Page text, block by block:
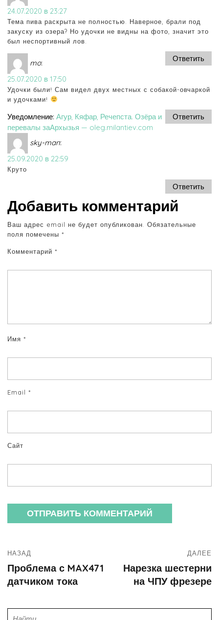
24.07.2020 в 23:27
Тема пива раскрыта не полностью. Наверное, брали под
закуску из озера? Но удочки не видны на фото, значит это
был неспортивный лов.
Ответить
mo:
25.07.2020 в 17:50
Удочки были! Сам видел двух местных с собакой-овчаркой
и удочками!
Ответить
Уведомление: Агур, Кяфар, Речепста. Озёра и
перевалы заАрхызья — oleg.milantiev.com
sky-man:
25.09.2020 в 22:59
Круто
Ответить
Добавить комментарий
Ваш адрес email не будет опубликован.
Обязательные
поля помечены *
Комментарий *
Имя *
Email *
Сайт
НАЗАД
Проблема с MAX471
датчиком тока
ДАЛЕЕ
Нарезка шестерни
на ЧПУ фрезере